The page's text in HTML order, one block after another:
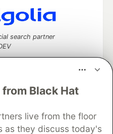
Black Hat
live from the floor
as they discuss today's
search partner
and keep up software
DEV++
Videos
Help
Advertise on DEV